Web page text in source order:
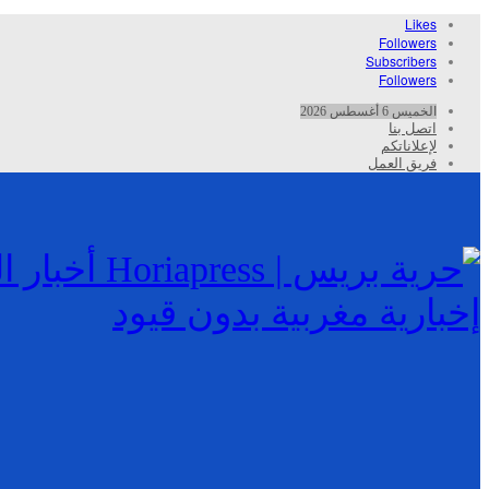
Likes
Followers
Subscribers
Followers
الخميس 6 أغسطس 2026
اتصل بنا
لإعلاناتكم
فريق العمل
إخبارية مغربية بدون قيود